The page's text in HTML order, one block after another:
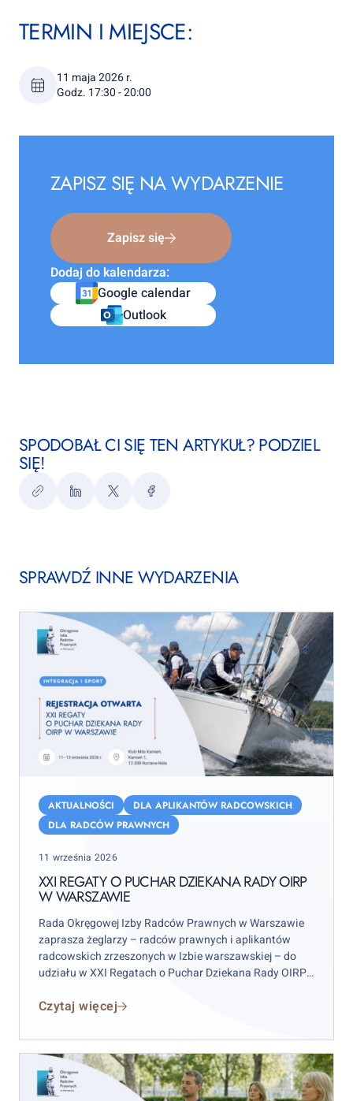
TERMIN I MIEJSCE:
11 maja 2026 r.
Godz. 17:30 - 20:00
ZAPISZ SIĘ NA WYDARZENIE
Zapisz się
Dodaj do kalendarza:
Google calendar
Outlook
SPODOBAŁ CI SIĘ TEN ARTYKUŁ? PODZIEL
SIĘ!
KopiujLinkedInTwitterFacebook
SPRAWDŹ INNE WYDARZENIA
Regaty
Dziekana
Rady
OIRP
Warszawie
AKTUALNOŚCI
DLA APLIKANTÓW RADCOWSKICH
DLA RADCÓW PRAWNYCH
Posted
11 września 2026
XXI REGATY O PUCHAR DZIEKANA RADY OIRP
W WARSZAWIE
Rada Okręgowej Izby Radców Prawnych w Warszawie
zaprasza żeglarzy – radców prawnych i aplikantów
radcowskich zrzeszonych w Izbie warszawskiej – do
udziału w XXI Regatach o Puchar Dziekana Rady OIRP
września 2026 r. (sobota–niedziela), przy czym
Czytaj więcej